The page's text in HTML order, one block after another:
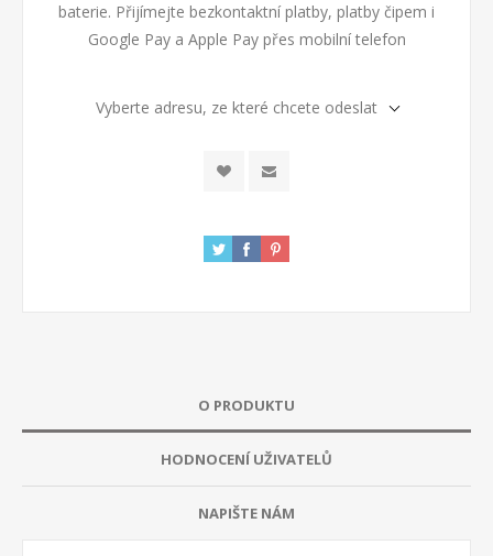
baterie. Přijímejte bezkontaktní platby, platby čipem i
Google Pay a Apple Pay přes mobilní telefon
Vyberte adresu, ze které chcete odeslat
O PRODUKTU
HODNOCENÍ UŽIVATELŮ
NAPIŠTE NÁM